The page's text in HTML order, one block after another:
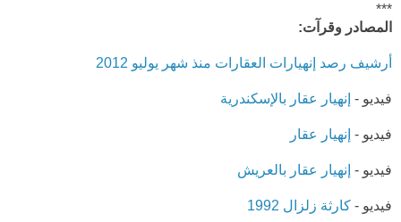
***
المصادر وقرآت:
أرشيف رصد إنهيارات العقارات منذ شهر يوليو 2012
فيديو - إنهيار عقار بالإسكندرية
فيديو - إنهيار عقار
فيديو - إنهيار عقار بالعريش
فيديو - كارثة زلزال 1992